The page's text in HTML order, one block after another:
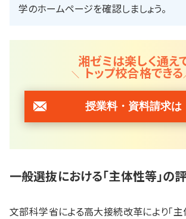
学のホームページを確認しましょう。
湘ゼミは楽しく通え
トップ校合格できる
授業料・資料請求は
一般選抜における「主体性等」の
文部科学省による高大接続改革により「